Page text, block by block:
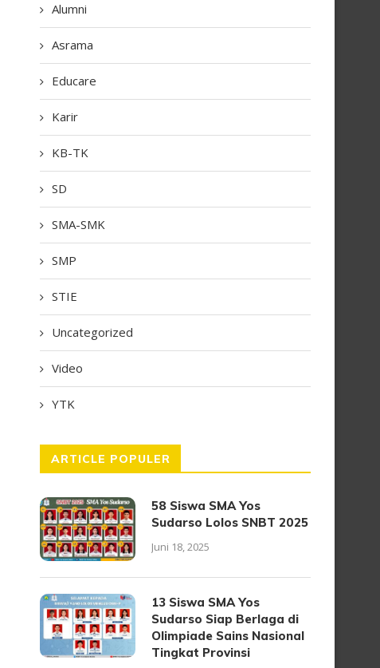
Alumni
Asrama
Educare
Karir
KB-TK
SD
SMA-SMK
SMP
STIE
Uncategorized
Video
YTK
ARTICLE POPULER
58 Siswa SMA Yos
Sudarso Lolos SNBT 2025
Juni 18, 2025
13 Siswa SMA Yos
Sudarso Siap Berlaga di
Olimpiade Sains Nasional
Tingkat Provinsi